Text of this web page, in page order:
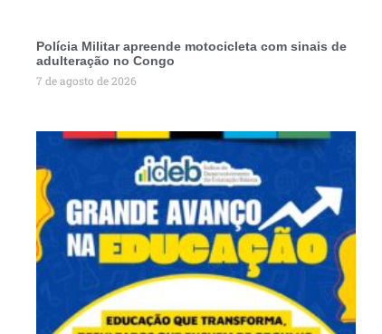
Polícia Militar apreende motocicleta com sinais de
adulteração no Congo
7 de agosto de 2026